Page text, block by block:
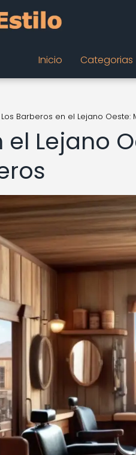
Inicio Categorias
Los Barberos en el Lejano Oeste:
el Lejano